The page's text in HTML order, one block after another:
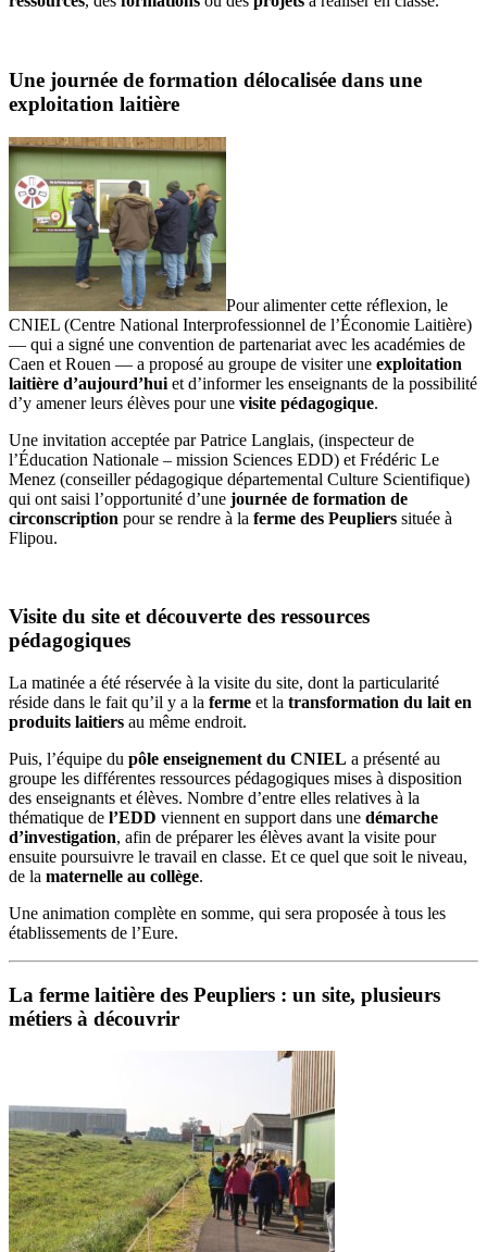
Une journée de formation délocalisée dans une
exploitation laitière
Pour alimenter cette réflexion, le
CNIEL (Centre National Interprofessionnel de l’Économie Laitière)
— qui a signé une convention de partenariat avec les académies de
Caen et Rouen — a proposé au groupe de visiter une exploitation
laitière d’aujourd’hui et d’informer les enseignants de la possibilité
d’y amener leurs élèves pour une visite pédagogique.
Une invitation acceptée par Patrice Langlais, (inspecteur de
l’Éducation Nationale – mission Sciences EDD) et Frédéric Le
Menez (conseiller pédagogique départemental Culture Scientifique)
qui ont saisi l’opportunité d’une journée de formation de
circonscription pour se rendre à la ferme des Peupliers située à
Flipou.
Visite du site et découverte des ressources
pédagogiques
La matinée a été réservée à la visite du site, dont la particularité
réside dans le fait qu’il y a la ferme et la transformation du lait en
produits laitiers au même endroit.
Puis, l’équipe du pôle enseignement du CNIEL a présenté au
groupe les différentes ressources pédagogiques mises à disposition
des enseignants et élèves. Nombre d’entre elles relatives à la
thématique de l’EDD viennent en support dans une démarche
d’investigation, afin de préparer les élèves avant la visite pour
ensuite poursuivre le travail en classe. Et ce quel que soit le niveau,
de la maternelle au collège.
Une animation complète en somme, qui sera proposée à tous les
établissements de l’Eure.
La ferme laitière des Peupliers : un site, plusieurs
métiers à découvrir